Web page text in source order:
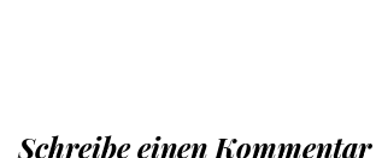
Schreibe einen Kommentar